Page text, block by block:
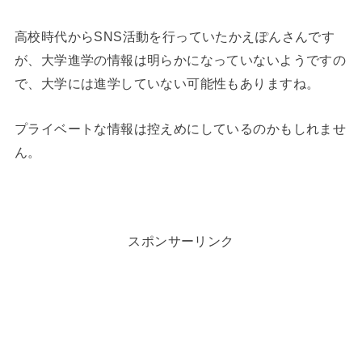
高校時代からSNS活動を行っていたかえぽんさんです
が、大学進学の情報は明らかになっていないようですの
で、大学には進学していない可能性もありますね。
プライベートな情報は控えめにしているのかもしれませ
ん。
スポンサーリンク